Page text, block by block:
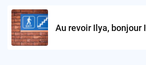
Au revoir Ilya, bonjour